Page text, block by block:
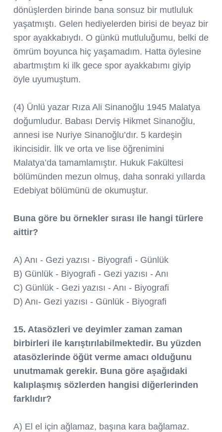
dönüşlerden birinde bana sonsuz bir mutluluk
yaşatmıştı. Gelen hediyelerden birisi de beyaz bir
spor ayakkabıydı. O günkü mutluluğumu, belki de
ömrüm boyunca hiç yaşamadım. Hatta öylesine
abartmıştım ki ilk gece spor ayakkabımı giyip
öyle uyumuştum.
(4) Ünlü yazar Rıza Ali Sinanoğlu 1945 Malatya
doğumludur. Babası Derviş Hikmet Sinanoğlu,
annesi ise Nuriye Sinanoğlu’dır. 5 kardeşin
ikincisidir. İlk ve orta ve lise öğrenimini
Malatya’da tamamlamıştır. Hukuk Fakültesi
bölümünden mezun olmuş, daha sonraki yıllarda
Edebiyat bölümünü de okumuştur.
Buna göre bu örnekler sırası ile hangi türlere
aittir?
A) Anı - Gezi yazısı - Biyografi - Günlük
B) Günlük - Biyografi - Gezi yazısı - Anı
C) Günlük - Gezi yazısı - Anı - Biyografi
D) Anı- Gezi yazısı - Günlük - Biyografi
15. Atasözleri ve deyimler zaman zaman
birbirleri ile karıştırılabilmektedir. Bu yüzden
atasözlerinde öğüt verme amacı olduğunu
unutmamak gerekir. Buna göre aşağıdaki
kalıplaşmış sözlerden hangisi diğerlerinden
farklıdır?
A) El el için ağlamaz, başına kara bağlamaz.